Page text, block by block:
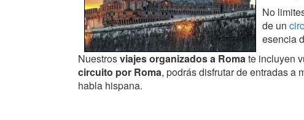
No
de un
esencia
Nuestrosviajes organizados a Romate incluyen
circuito por Roma, podrás disfrutar de entradas a
habla hispana.